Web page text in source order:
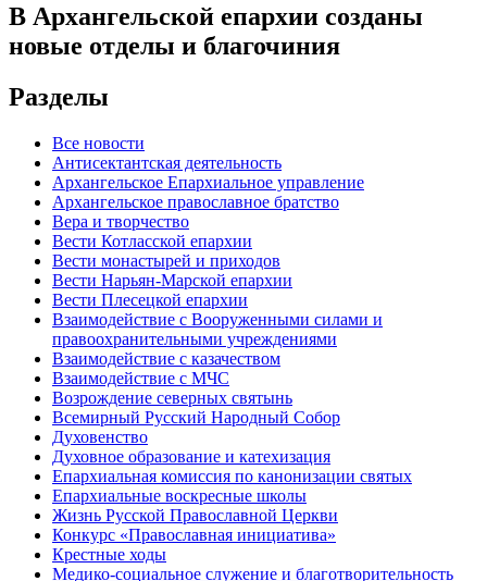
В Архангельской епархии созданы
новые отделы и благочиния
Разделы
Все новости
Антисектантская деятельность
Архангельское Епархиальное управление
Архангельское православное братство
Вера и творчество
Вести Котласской епархии
Вести монастырей и приходов
Вести Нарьян-Марской епархии
Вести Плесецкой епархии
Взаимодействие с Вооруженными силами и
правоохранительными учреждениями
Взаимодействие с казачеством
Взаимодействие с МЧС
Возрождение северных святынь
Всемирный Русский Народный Собор
Духовенство
Духовное образование и катехизация
Епархиальная комиссия по канонизации святых
Епархиальные воскресные школы
Жизнь Русской Православной Церкви
Конкурс «Православная инициатива»
Крестные ходы
Медико-социальное служение и благотворительность